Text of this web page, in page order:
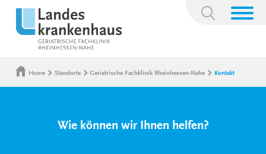
Suchbegriff:
Home Standorte Geriatrische Fachklinik Rheinhessen-Nahe Kontakt
Wie können wir Ihnen helfen?